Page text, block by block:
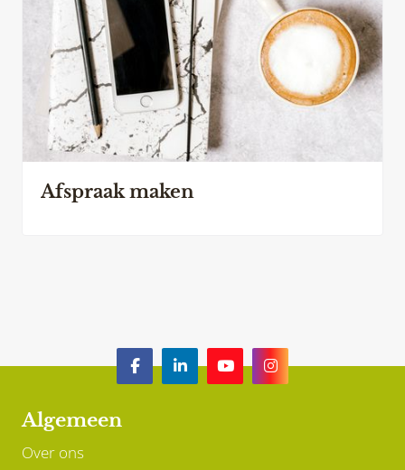
Afspraak maken
Algemeen
Over ons